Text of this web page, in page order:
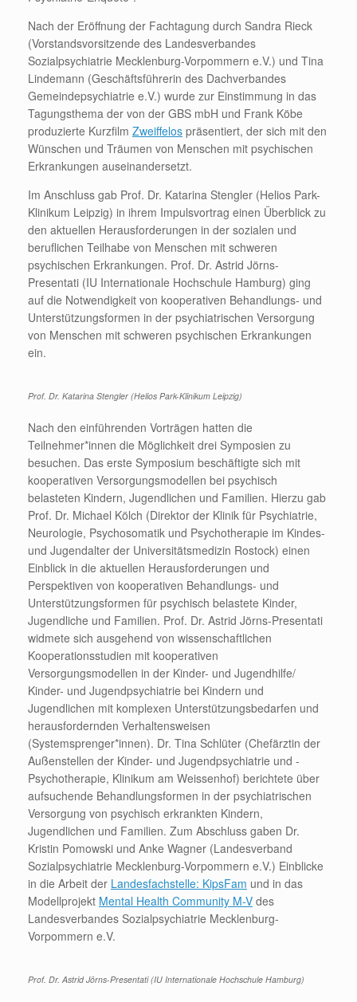
Nach der Eröffnung der Fachtagung durch Sandra Rieck
(Vorstandsvorsitzende des Landesverbandes
Sozialpsychiatrie Mecklenburg-Vorpommern e.V.) und Tina
Lindemann (Geschäftsführerin des Dachverbandes
Gemeindepsychiatrie e.V.) wurde zur Einstimmung in das
Tagungsthema der von der GBS mbH und Frank Köbe
produzierte Kurzfilm Zweiffelos präsentiert, der sich mit den
Wünschen und Träumen von Menschen mit psychischen
Erkrankungen auseinandersetzt.
Im Anschluss gab Prof. Dr. Katarina Stengler (Helios Park-
Klinikum Leipzig) in ihrem Impulsvortrag einen Überblick zu
den aktuellen Herausforderungen in der sozialen und
beruflichen Teilhabe von Menschen mit schweren
psychischen Erkrankungen. Prof. Dr. Astrid Jörns-
Presentati (IU Internationale Hochschule Hamburg) ging
auf die Notwendigkeit von kooperativen Behandlungs- und
Unterstützungsformen in der psychiatrischen Versorgung
von Menschen mit schweren psychischen Erkrankungen
ein.
Prof. Dr. Katarina Stengler (Helios Park-Klinikum Leipzig)
Nach den einführenden Vorträgen hatten die
Teilnehmer*innen die Möglichkeit drei Symposien zu
besuchen. Das erste Symposium beschäftigte sich mit
kooperativen Versorgungsmodellen bei psychisch
belasteten Kindern, Jugendlichen und Familien. Hierzu gab
Prof. Dr. Michael Kölch (Direktor der Klinik für Psychiatrie,
Neurologie, Psychosomatik und Psychotherapie im Kindes-
und Jugendalter der Universitätsmedizin Rostock) einen
Einblick in die aktuellen Herausforderungen und
Perspektiven von kooperativen Behandlungs- und
Unterstützungsformen für psychisch belastete Kinder,
Jugendliche und Familien. Prof. Dr. Astrid Jörns-Presentati
widmete sich ausgehend von wissenschaftlichen
Kooperationsstudien mit kooperativen
Versorgungsmodellen in der Kinder- und Jugendhilfe/
Kinder- und Jugendpsychiatrie bei Kindern und
Jugendlichen mit komplexen Unterstützungsbedarfen und
herausfordernden Verhaltensweisen
(Systemsprenger*innen). Dr. Tina Schlüter (Chefärztin der
Außenstellen der Kinder- und Jugendpsychiatrie und -
Psychotherapie, Klinikum am Weissenhof) berichtete über
aufsuchende Behandlungsformen in der psychiatrischen
Versorgung von psychisch erkrankten Kindern,
Jugendlichen und Familien. Zum Abschluss gaben Dr.
Kristin Pomowski und Anke Wagner (Landesverband
Sozialpsychiatrie Mecklenburg-Vorpommern e.V.) Einblicke
in die Arbeit der Landesfachstelle: KipsFam und in das
Modellprojekt Mental Health Community M-V des
Landesverbandes Sozialpsychiatrie Mecklenburg-
Vorpommern e.V.
Prof. Dr. Astrid Jörns-Presentati (IU Internationale Hochschule Hamburg)